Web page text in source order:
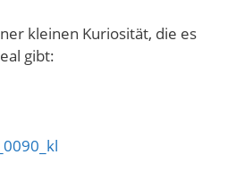
kleinen Kuriosität, die es
gibt: